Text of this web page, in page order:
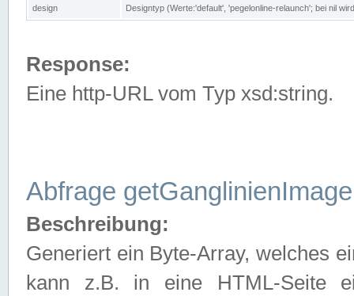
design Designtyp (Werte:'default', 'pegelonline-relaunch'; bei nil
Response:
Eine http-URL vom Typ xsd:string.
Abfrage getGanglinienImage
Beschreibung:
Generiert ein Byte-Array, welches
kann z.B. in eine HTML-Seite